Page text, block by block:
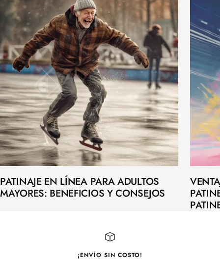
PATINAJE EN LÍNEA PARA ADULTOS
MAYORES: BENEFICIOS Y CONSEJOS
¡ENVÍO SIN COSTO!